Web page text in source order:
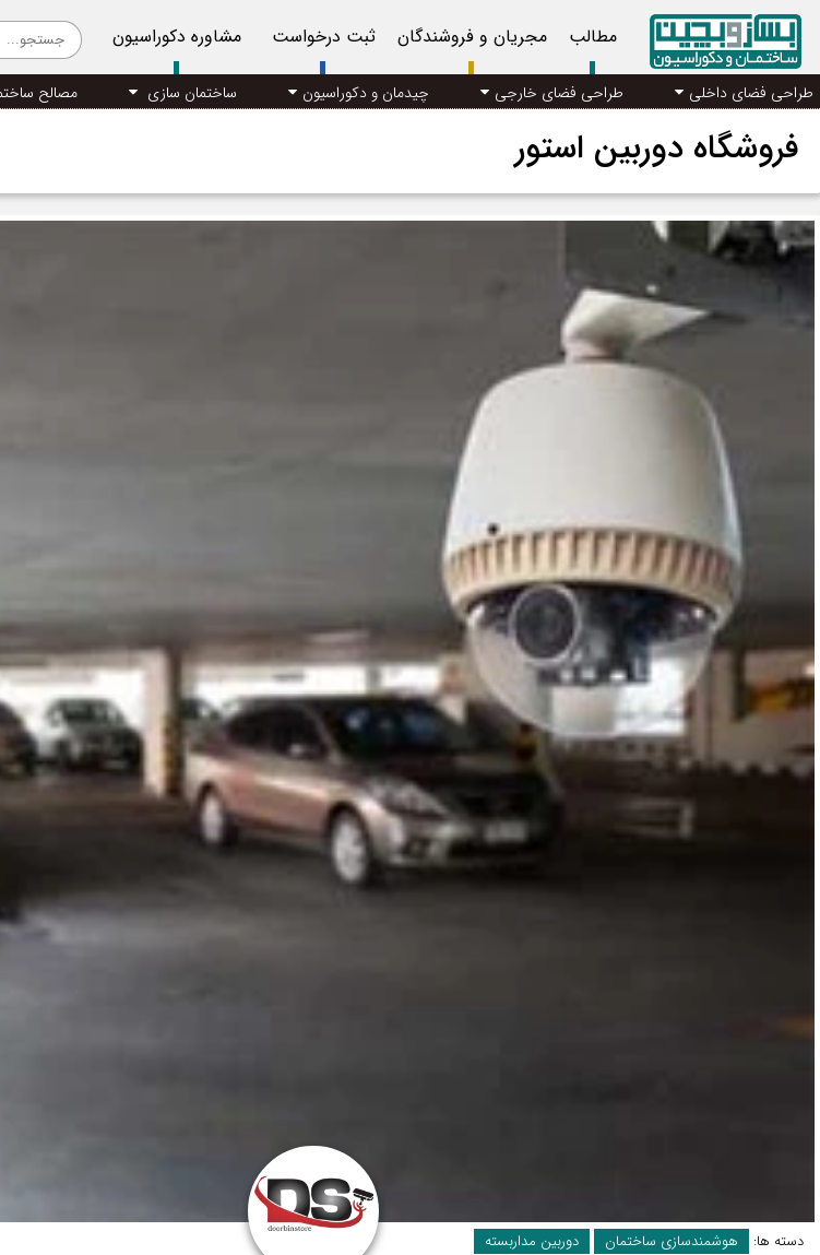
مطالب مجریان و فروشندگان ثبت درخواست مشاوره دکوراسیون
طراحی فضای داخلی طراحی فضای خارجی چیدمان و دکوراسیون ساختمان سازی مصالح
فروشگاه دوربین استور
دسته ها: هوشمندسازی ساختمان دوربین مداربسته